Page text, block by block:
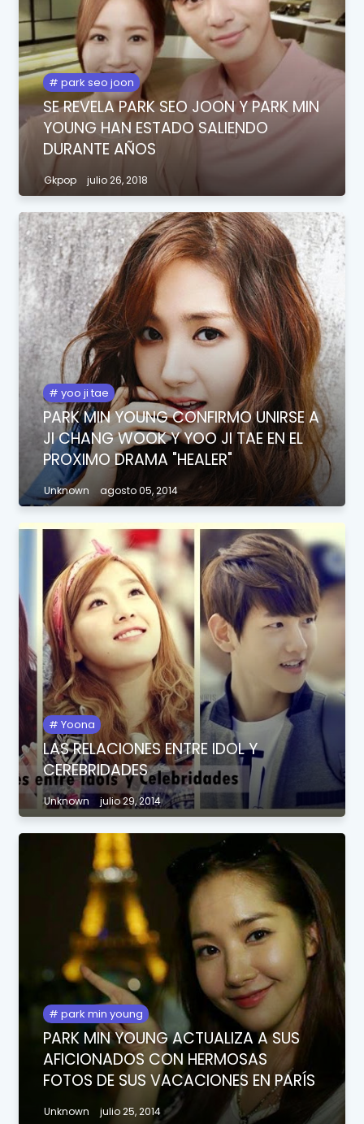
park seo joon
SE REVELA PARK SEO JOON Y PARK MIN
YOUNG HAN ESTADO SALIENDO
DURANTE AÑOS
Gkpop julio 26, 2018
yoo ji tae
PARK MIN YOUNG CONFIRMO UNIRSE A
JI CHANG WOOK Y YOO JI TAE EN EL
PROXIMO DRAMA "HEALER"
Unknown agosto 05, 2014
Yoona
LAS RELACIONES ENTRE IDOL Y
CEREBRIDADES
Unknown julio 29, 2014
park min young
PARK MIN YOUNG ACTUALIZA A SUS
AFICIONADOS CON HERMOSAS
FOTOS DE SUS VACACIONES EN PARÍS
Unknown julio 25, 2014